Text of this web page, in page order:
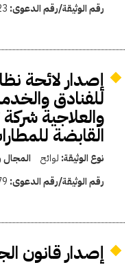
رقم الوثيقة/رقم الدعوى:
إصدار لائحة
للفنادق
والعلاجية
القابضة
نوع الوثيقة: لوائح المجال
رقم الوثيقة/رقم الدعوى:
إصدار قانون